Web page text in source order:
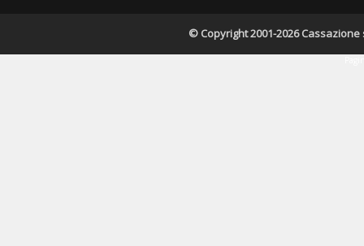
© Copyright 2001-2026 Cassazione